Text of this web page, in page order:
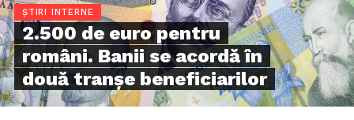
ȘTIRI INTERNE
2.500 de euro pentru
români. Banii se acordă în
două tranșe beneficiarilor